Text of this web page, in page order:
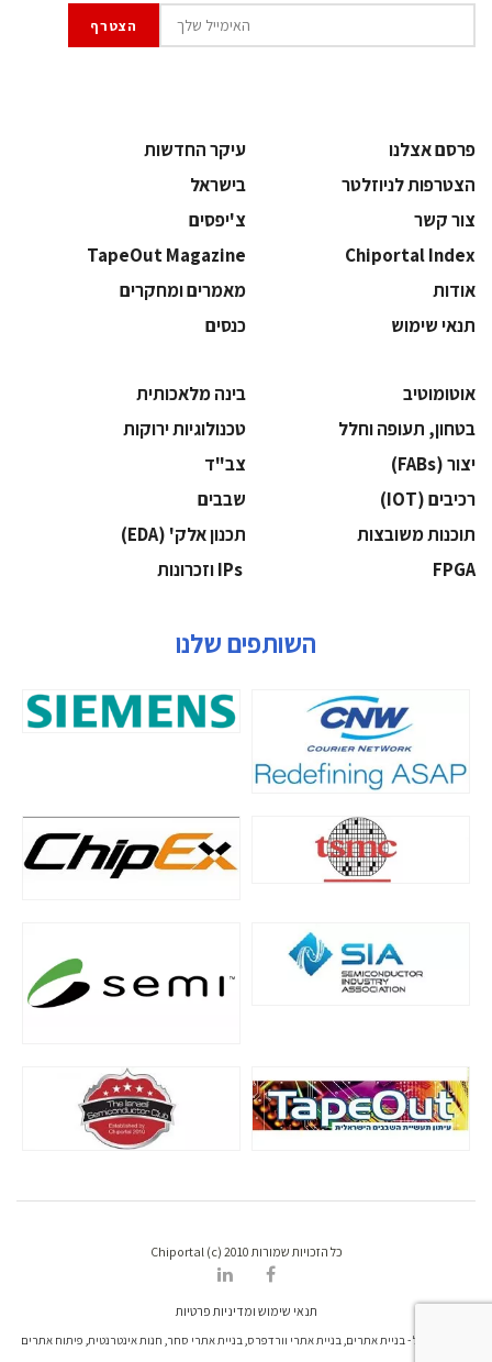
פרסם אצלנו
עיקר החדשות
הצטרפות לניוזלטר
בישראל
צור קשר
צ'יפסים
Chiportal Index
TapeOut Magazine
אודות
מאמרים ומחקרים
תנאי שימוש
כנסים
אוטומוטיב
בינה מלאכותית
בטחון, תעופה וחלל
‫טכנולוגיות ירוקות‬
‫יצור (‪(FABs‬‬
‫צב"ד‬
‫רכיבים‬ (IOT)
‫שבבים‬
‫תוכנות משובצות‬
‫תכנון אלק' (‪(EDA‬‬
‫‪FPGA‬‬
השותפים שלנו
כל הזכויות שמורות Chiportal (c) 2010
תנאי שימוש ומדיניות פרטיות
דרונט דיגיטל - בניית אתרים, בניית אתרי וורדפרס, בניית אתרי סחר, חנות אינטרנטית, פיתוח אתרים